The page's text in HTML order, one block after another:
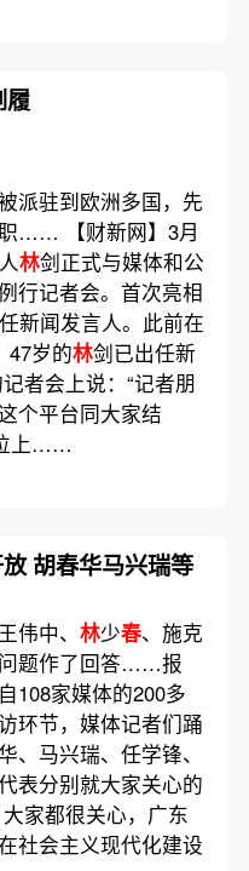
履
派驻到欧洲多国，先
…… 【财新网】3月
林剑正式与媒体和公
行记者会。首次亮相
新闻发言人。此前在
47岁的林剑已出任新
者会上说：“记者朋
个平台同大家结
上……
胡春华马兴瑞等
伟中、 林少春、施克
题作了回答……报
108家媒体的200多
环节，媒体记者们踊
、马兴瑞、任学锋、
表分别就大家关心的
家都很关心，广东
社会主义现代化建设